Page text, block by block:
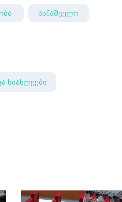
სამაშველო
სიახლეები